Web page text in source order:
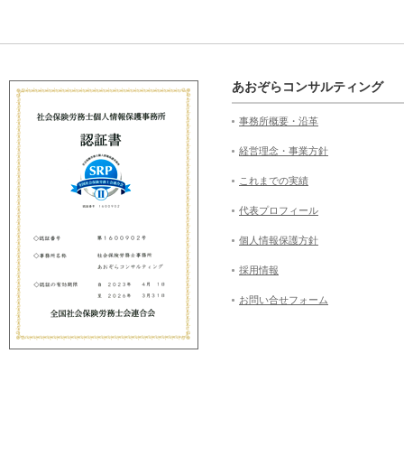
あおぞらコンサルティング
事務所概要・沿革
経営理念・事業方針
これまでの実績
代表プロフィール
個人情報保護方針
採用情報
お問い合せフォーム